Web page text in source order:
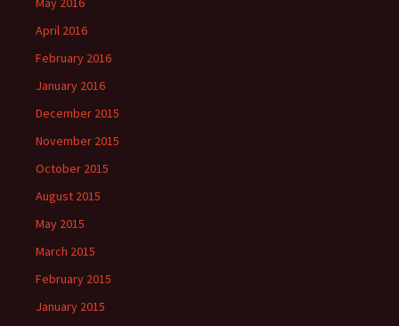
April 2016
February 2016
January 2016
December 2015
November 2015
October 2015
August 2015
May 2015
March 2015
February 2015
January 2015